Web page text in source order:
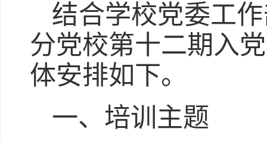
结合学校党委工
分党校第十二期入
体安排如下。
一、培训主题